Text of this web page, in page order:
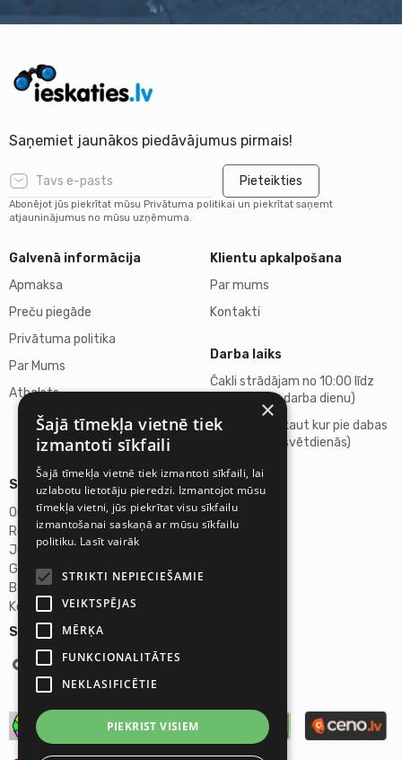
Saņemiet jaunākos piedāvājumus pirmais!
Pieteikties
Abonējot jūs piekrītat mūsu Privātuma politikai un piekrītat saņemt
atjauninājumus no mūsu uzņēmuma.
Galvenā informācija
Apmaksa
Preču piegāde
Privātuma politika
Par Mums
Atbalsts
Klientu apkalpošana
Par mums
Kontakti
Darba laiks
Čakli strādājam no 10:00 līdz
18:00 (katru darba dienu)
Atpūšamies kaut kur pie dabas
(sestdienās, svētdienās)
Seko mums:
Sīkāka informācija
Omicron SIA
Reģ.Nr. 40103272028
Juridiskā adrese:
Ganību dambis 2a, Rīga, Latvija, LV-1045
Banka: AS "Swedbank"
Konta Nr. LV46HABA0551027644383
×
Šajā tīmekļa vietnē tiek
izmantoti sīkfaili
Šajā tīmekļa vietnē tiek izmantoti sīkfaili, lai
uzlabotu lietotāju pieredzi. Izmantojot mūsu
tīmekļa vietni, jūs piekrītat visu sīkfailu
izmantošanai saskaņā ar mūsu sīkfailu
politiku. Lasīt vairāk
STRIKTI NEPIECIEŠAMIE
VEIKTSPĒJAS
MĒRĶA
FUNKCIONALITĀTES
NEKLASIFICĒTIE
PIEKRIST VISIEM